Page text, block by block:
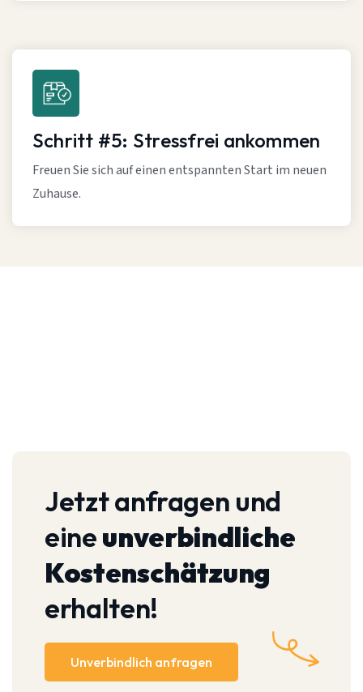
Schritt #5: Stressfrei ankommen
Freuen Sie sich auf einen entspannten Start im neuen
Zuhause.
Jetzt anfragen und
eineunverbindliche
Kostenschätzung
erhalten!
Unverbindlich anfragen